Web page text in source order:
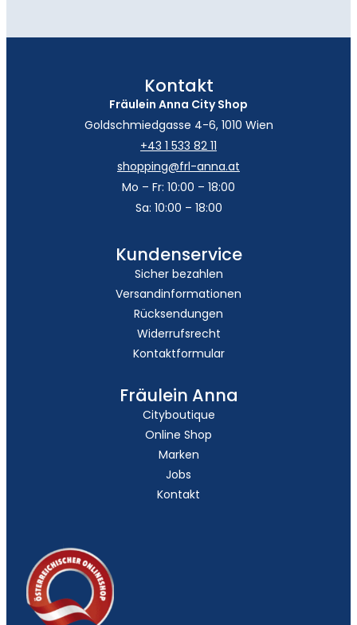
Kontakt
Fräulein Anna City Shop
Goldschmiedgasse 4-6, 1010 Wien
+43 1 533 82 11
shopping@frl-anna.at
Mo – Fr: 10:00 – 18:00
Sa: 10:00 – 18:00
Kundenservice
Sicher bezahlen
Versandinformationen
Rücksendungen
Widerrufsrecht
Kontaktformular
Fräulein Anna
Cityboutique
Online Shop
Marken
Jobs
Kontakt